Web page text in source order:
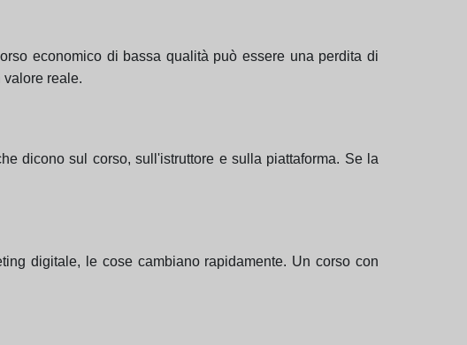
economico di bassa qualità può essere una perdita di
valore reale.
dicono sul corso, sull'istruttore e sulla piattaforma. Se la
digitale, le cose cambiano rapidamente. Un corso con